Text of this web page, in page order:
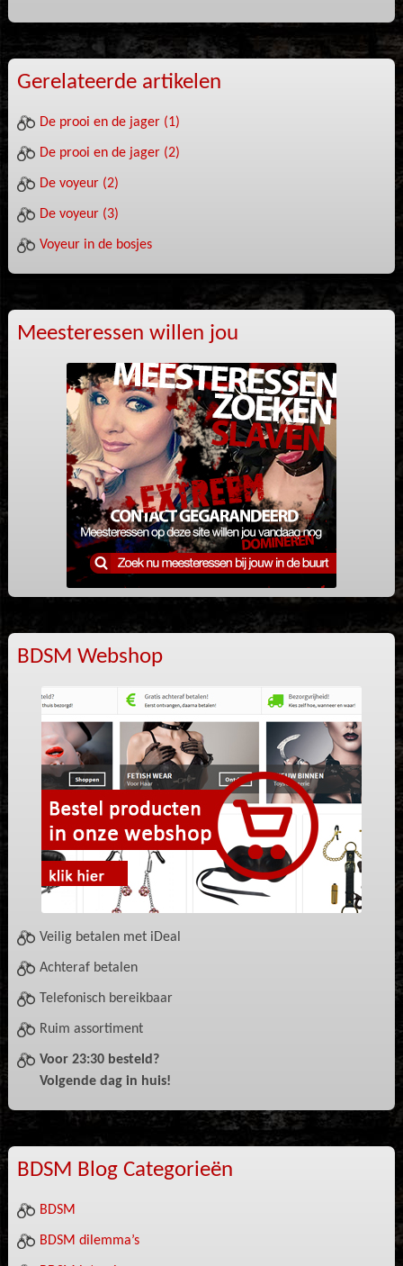
Gerelateerde artikelen
De prooi en de jager (1)
De prooi en de jager (2)
De voyeur (2)
De voyeur (3)
Voyeur in de bosjes
Meesteressen willen jou
BDSM Webshop
Veilig betalen met iDeal
Achteraf betalen
Telefonisch bereikbaar
Ruim assortiment
Voor 23:30 besteld?
Volgende dag in huis!
BDSM Blog Categorieën
BDSM
BDSM dilemma’s